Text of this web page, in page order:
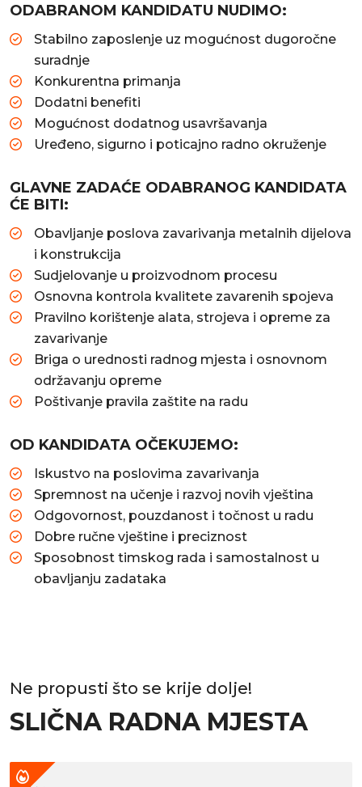
ODABRANOM KANDIDATU NUDIMO:
Stabilno zaposlenje uz mogućnost dugoročne
suradnje
Konkurentna primanja
Dodatni benefiti
Mogućnost dodatnog usavršavanja
Uređeno, sigurno i poticajno radno okruženje
GLAVNE ZADAĆE ODABRANOG KANDIDATA
ĆE BITI:
Obavljanje poslova zavarivanja metalnih dijelova
i konstrukcija
Sudjelovanje u proizvodnom procesu
Osnovna kontrola kvalitete zavarenih spojeva
Pravilno korištenje alata, strojeva i opreme za
zavarivanje
Briga o urednosti radnog mjesta i osnovnom
održavanju opreme
Poštivanje pravila zaštite na radu
OD KANDIDATA OČEKUJEMO:
Iskustvo na poslovima zavarivanja
Spremnost na učenje i razvoj novih vještina
Odgovornost, pouzdanost i točnost u radu
Dobre ručne vještine i preciznost
Sposobnost timskog rada i samostalnost u
obavljanju zadataka
Ne propusti što se krije dolje!
SLIČNA RADNA MJESTA